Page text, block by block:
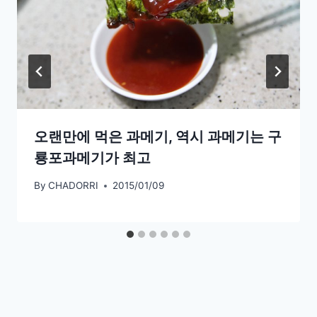
오랜만에 먹은 과메기, 역시 과메기는 구
룡포과메기가 최고
By CHADORRI 2015/01/09